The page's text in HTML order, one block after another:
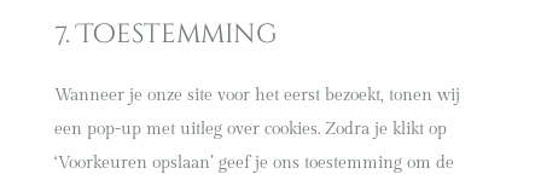
diversen
7. Toestemming
Wanneer je onze site voor het eerst bezoekt, tonen wij
een pop-up met uitleg over cookies. Zodra je klikt op
‘Voorkeuren opslaan’ geef je ons toestemming om de